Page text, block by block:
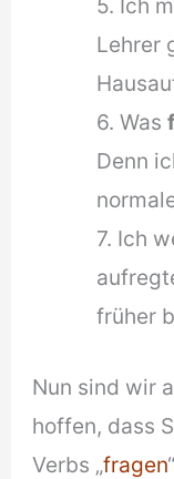
5. Ich
Lehrer
6. Was
Denn
7. Ich
früher
Nun sind wir
hoffen, dass
Verbs „fragen